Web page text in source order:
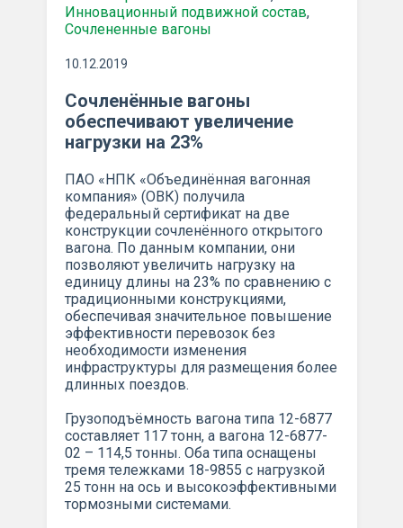
Инновационный подвижной состав,
Сочлененные вагоны
10.12.2019
Сочленённые вагоны
обеспечивают увеличение
нагрузки на 23%
ПАО «НПК «Объединённая вагонная
компания» (ОВК) получила
федеральный сертификат на две
конструкции сочленённого открытого
вагона. По данным компании, они
позволяют увеличить нагрузку на
единицу длины на 23% по сравнению с
традиционными конструкциями,
обеспечивая значительное повышение
эффективности перевозок без
необходимости изменения
инфраструктуры для размещения более
длинных поездов.
Грузоподъёмность вагона типа 12-6877
составляет 117 тонн, а вагона 12-6877-
02 – 114,5 тонны. Оба типа оснащены
тремя тележками 18-9855 с нагрузкой
25 тонн на ось и высокоэффективными
тормозными системами.